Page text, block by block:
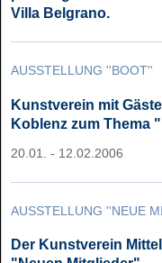
Villa Belgrano.
AUSSTELLUNG ''BOOT''
Kunstverein mit
Koblenz zum Thema
20.01. - 12.02.2006
AUSSTELLUNG ''NEUE
Der Kunstverein